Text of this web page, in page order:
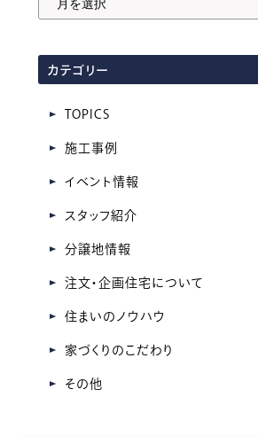
ア
ー
カ
イ
カテゴリー
TOPICS
施工事例
イベント情報
スタッフ紹介
分譲地情報
注文・企画住宅について
住まいのノウハウ
家づくりのこだわり
その他